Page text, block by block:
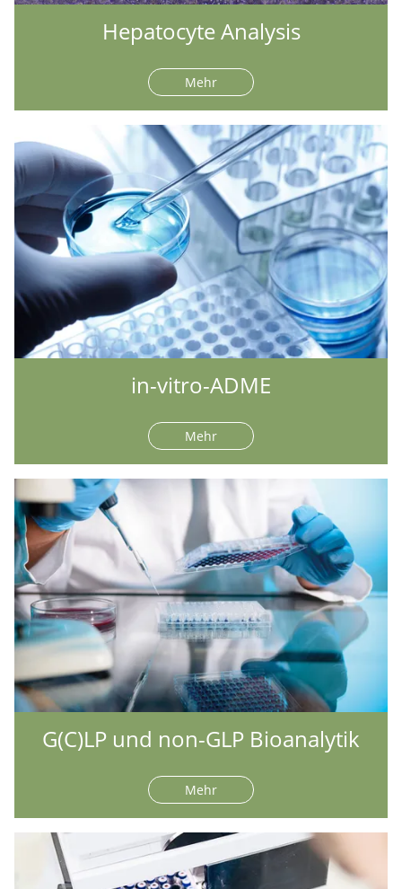
Hepatocyte Analysis
Mehr
in-vitro-ADME
Mehr
G(C)LP und non-GLP Bioanalytik
Mehr